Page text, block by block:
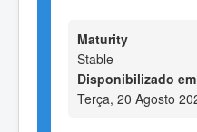
Maturity
Stable
Disponibilizado em
Terça, 20 Agosto